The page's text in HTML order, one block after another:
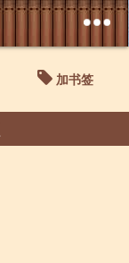
加书签